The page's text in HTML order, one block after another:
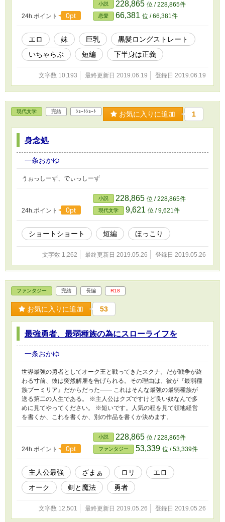
24h.ポイント 0pt
小説 228,865 位 / 228,865件
恋愛 66,381 位 / 66,381件
エロ 妹 巨乳
黒髪ロングストレート
いちゃらぶ
短編 下半身は正義
文字数 10,193 最終更新日 2019.06.19 登録日 2019.06.19
現代文学 完結 ｼｮｰﾄｼｮｰﾄ お気に入りに追加 1
身念処
一条おかゆ
うぉっしーず、でぃっしーず
24h.ポイント 0pt
小説 228,865 位 / 228,865件
現代文学 9,621 位 / 9,621件
ショートショート 短編 ほっこり
文字数 1,262 最終更新日 2019.05.26 登録日 2019.05.26
ファンタジー 完結 長編 R18
お気に入りに追加 53
最強勇者、最弱種族の為にスローライフを
一条おかゆ
世界最強の勇者としてオーク王と戦ってきたスクナ。だが戦争が終
わる寸前、彼は突然解雇を告げられる。その理由は、彼が『最弱種
族プーミリア』だからだった―― これはそんな最強の最弱種族が
送る第二の人生である。 ※主人公はクズですけど良い奴なんで多
めに見てやってください。 ※短いです。人気の程を見て領地経営
を書くか、これを書くか、別の作品を書くか決めます。
24h.ポイント 0pt
小説 228,865 位 / 228,865件
ファンタジー 53,339 位 / 53,339件
主人公最強 ざまぁ ロリ
エロ
オーク
剣と魔法 勇者
文字数 12,501 最終更新日 2019.05.26 登録日 2019.05.26